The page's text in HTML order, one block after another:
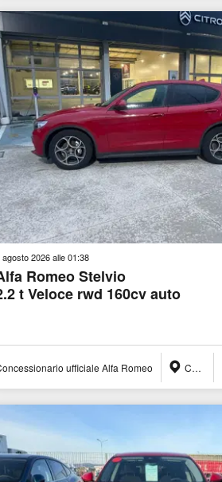
agosto 2026 alle 01:38
Romeo Stelvio
t Veloce rwd 160cv auto
ufficiale Alfa Romeo Ceccano (FR)